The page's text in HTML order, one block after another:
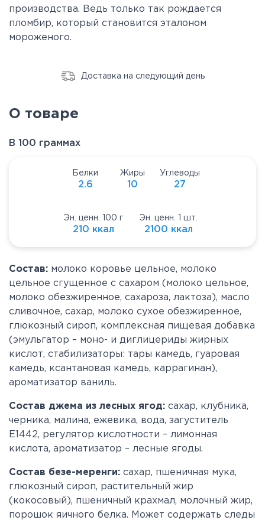
производства. Ведь только так рождается
пломбир, который становится эталоном
мороженого.
Доставка на следующий день
О товаре
В 100 граммах
Белки
2.6
Жиры
10
Углеводы
27
Эн. ценн. 100 г
210 ккал
Эн. ценн. 1 шт.
2100 ккал
Состав: молоко коровье цельное, молоко
цельное сгущенное с сахаром (молоко цельное,
молоко обезжиренное, сахароза, лактоза), масло
сливочное, сахар, молоко сухое обезжиренное,
глюкозный сироп, комплексная пищевая добавка
(эмульгатор – моно- и диглицериды жирных
кислот, стабилизаторы: тары камедь, гуаровая
камедь, ксантановая камедь, каррагинан),
ароматизатор ваниль.
Состав джема из лесных ягод: сахар, клубника,
черника, малина, ежевика, вода, загуститель
Е1442, регулятор кислотности – лимонная
кислота, ароматизатор – лесные ягоды.
Состав безе-меренги: сахар, пшеничная мука,
глюкозный сироп, растительный жир
(кокосовый), пшеничный крахмал, молочный жир,
порошок яичного белка. Может содержать следы